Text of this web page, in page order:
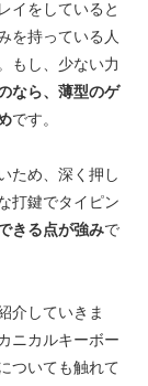
イをしていると
を持っている人
もし、少ない力
なら、薄型のゲ
です。
ため、深く押し
打鍵でタイピン
きる点が強みで
介していきま
ニカルキーボー
ついても触れて